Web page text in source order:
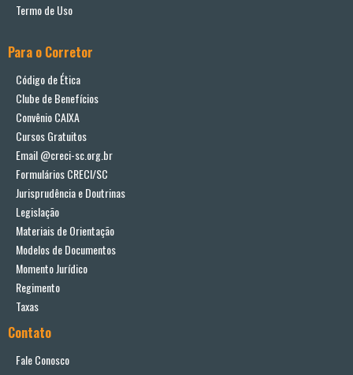
Termo de Uso
Para o Corretor
Código de Ética
Clube de Benefícios
Convênio CAIXA
Cursos Gratuitos
Email @creci-sc.org.br
Formulários CRECI/SC
Jurisprudência e Doutrinas
Legislação
Materiais de Orientação
Modelos de Documentos
Momento Jurídico
Regimento
Taxas
Contato
Fale Conosco